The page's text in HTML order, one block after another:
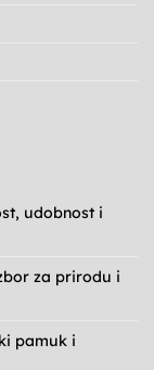
udobnost i
za prirodu i
pamuk i